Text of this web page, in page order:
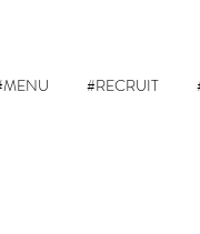
#RECRUIT